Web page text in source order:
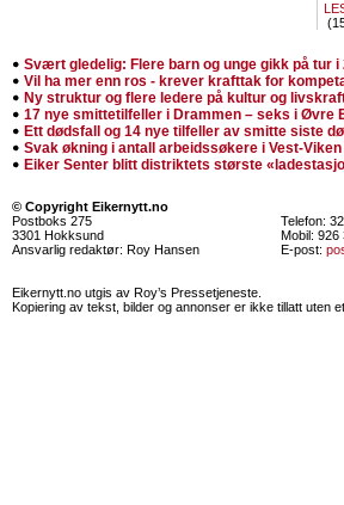
Svært gledelig: Flere barn og unge gikk på tur i
Vil ha mer enn ros - krever krafttak for
Ny struktur og flere ledere på kultur og
17 nye smittetilfeller i Drammen – seks i Øvre
Ett dødsfall og 14 nye tilfeller av smitte siste
Svak økning i antall arbeidssøkere i Vest-Viken
Eiker Senter blitt distriktets største
© Copyright Eikernytt.no
Postboks 275
3301 Hokksund
Ansvarlig redaktør: Roy Hansen
Telefon:
Mobil: 926
E-post:
Eikernytt.no utgis av Roy’s Pressetjeneste.
Kopiering av tekst, bilder og annonser er ikke tillatt uten